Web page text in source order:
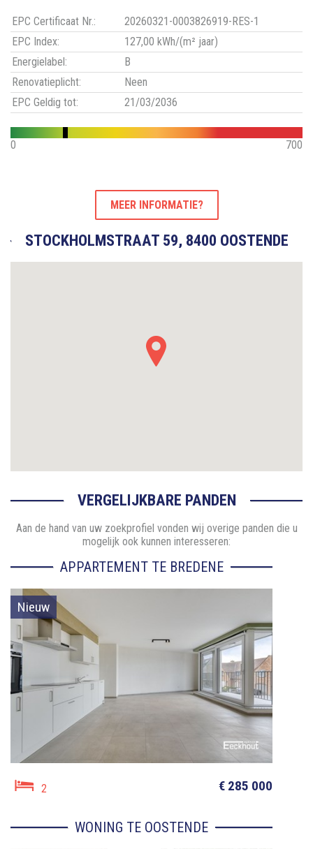
EPC Certificaat Nr.:
20260321-0003826919-RES-1
EPC Index:
127,00 kWh/(m² jaar)
Energielabel:
B
Renovatieplicht:
Neen
EPC Geldig tot:
21/03/2036
0 700
MEER INFORMATIE?
STOCKHOLMSTRAAT 59, 8400 OOSTENDE
VERGELIJKBARE PANDEN
Aan de hand van uw zoekprofiel vonden wij overige panden die u
mogelijk ook kunnen interesseren:
APPARTEMENT TE BREDENE
Nieuw
2 € 285 000
WONING TE OOSTENDE